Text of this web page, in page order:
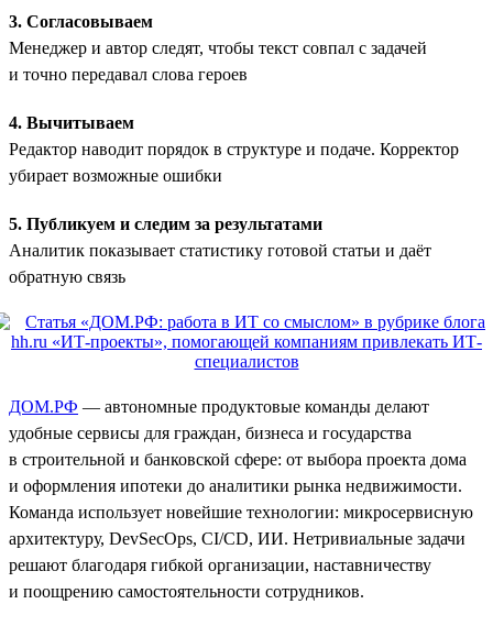
3. Согласовываем
Менеджер и автор следят, чтобы текст совпал с задачей
и точно передавал слова героев
4. Вычитываем
Редактор наводит порядок в структуре и подаче. Корректор
убирает возможные ошибки
5. Публикуем и следим за результатами
Аналитик показывает статистику готовой статьи и даёт
обратную связь
ДОМ.РФ — автономные продуктовые команды делают
удобные сервисы для граждан, бизнеса и государства
в строительной и банковской сфере: от выбора проекта дома
и оформления ипотеки до аналитики рынка недвижимости.
Команда использует новейшие технологии: микросервисную
архитектуру, DevSecOps, CI/CD, ИИ. Нетривиальные задачи
решают благодаря гибкой организации, наставничеству
и поощрению самостоятельности сотрудников.